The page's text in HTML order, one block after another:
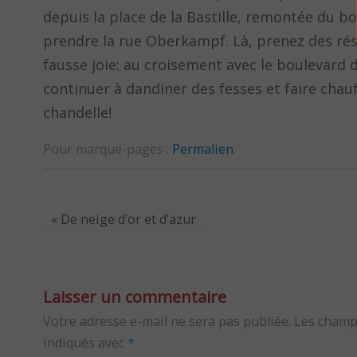
depuis la place de la Bastille, remontée du
prendre la rue Oberkampf. Là, prenez des
fausse joie: au croisement avec le boulevard
continuer à dandiner des fesses et faire
chandelle!
Pour marque-pages : Permalien.
« De neige d’or et d’azur
Laisser un commentaire
Votre adresse e-mail ne sera pas publiée. Les
indiqués avec *